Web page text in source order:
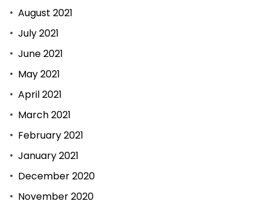
August 2021
July 2021
June 2021
May 2021
April 2021
March 2021
February 2021
January 2021
December 2020
November 2020